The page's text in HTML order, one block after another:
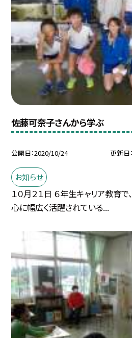
佐藤可奈子さんから学ぶ
公開日 2020/10/24 更新日
お知らせ
１０月２１日 ６年生キャリア教育
心に幅広く活躍されている...